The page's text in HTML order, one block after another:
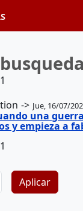
Jue, 16/07/
una
y empieza a